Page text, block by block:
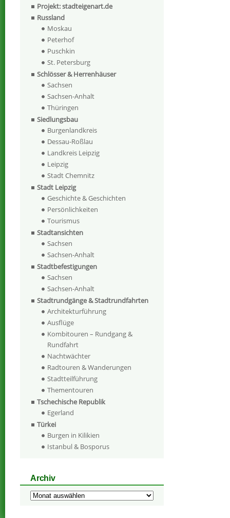
Projekt: stadteigenart.de
Russland
Moskau
Peterhof
Puschkin
St. Petersburg
Schlösser & Herrenhäuser
Sachsen
Sachsen-Anhalt
Thüringen
Siedlungsbau
Burgenlandkreis
Dessau-Roßlau
Landkreis Leipzig
Leipzig
Stadt Chemnitz
Stadt Leipzig
Geschichte & Geschichten
Persönlichkeiten
Tourismus
Stadtansichten
Sachsen
Sachsen-Anhalt
Stadtbefestigungen
Sachsen
Sachsen-Anhalt
Stadtrundgänge & Stadtrundfahrten
Architekturführung
Ausflüge
Kombitouren – Rundgang &
Rundfahrt
Nachtwächter
Radtouren & Wanderungen
Stadtteilführung
Thementouren
Tschechische Republik
Egerland
Türkei
Burgen in Kilikien
Istanbul & Bosporus
Archiv
Archiv